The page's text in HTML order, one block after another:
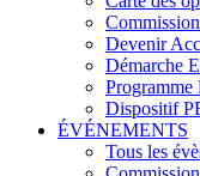
Devenir
Démarche
Programme
Dispositif
ÉVÉNEMENTS
Tous les